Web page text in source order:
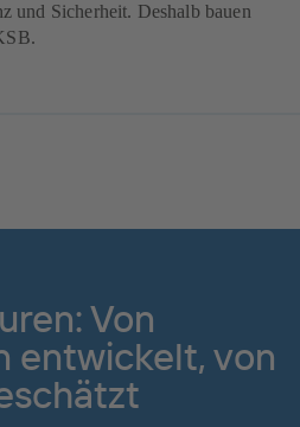
und Sicherheit. Deshalb bauen
Von
entwickelt, von